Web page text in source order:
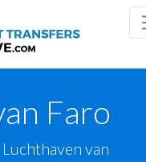
Faro
van